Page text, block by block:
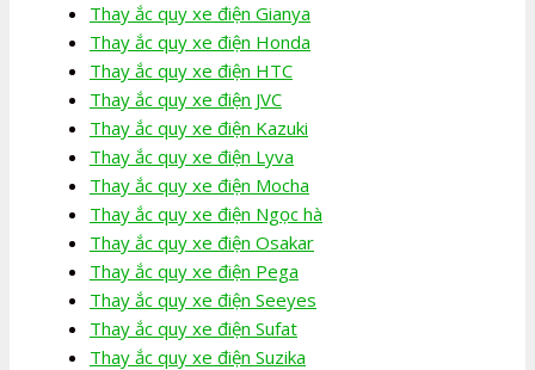
Thay ắc quy xe điện Gianya
Thay ắc quy xe điện Honda
Thay ắc quy xe điện HTC
Thay ắc quy xe điện JVC
Thay ắc quy xe điện Kazuki
Thay ắc quy xe điện Lyva
Thay ắc quy xe điện Mocha
Thay ắc quy xe điện Ngọc hà
Thay ắc quy xe điện Osakar
Thay ắc quy xe điện Pega
Thay ắc quy xe điện Seeyes
Thay ắc quy xe điện Sufat
Thay ắc quy xe điện Suzika